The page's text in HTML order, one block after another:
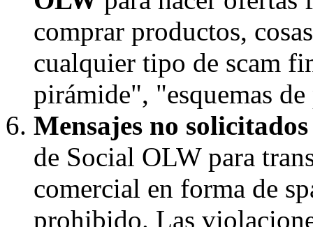
comprar productos,
cualquier tipo de scam
pirámide", "esquemas
Mensajes no
de Social OLW para
comercial en forma de
prohibido. Las